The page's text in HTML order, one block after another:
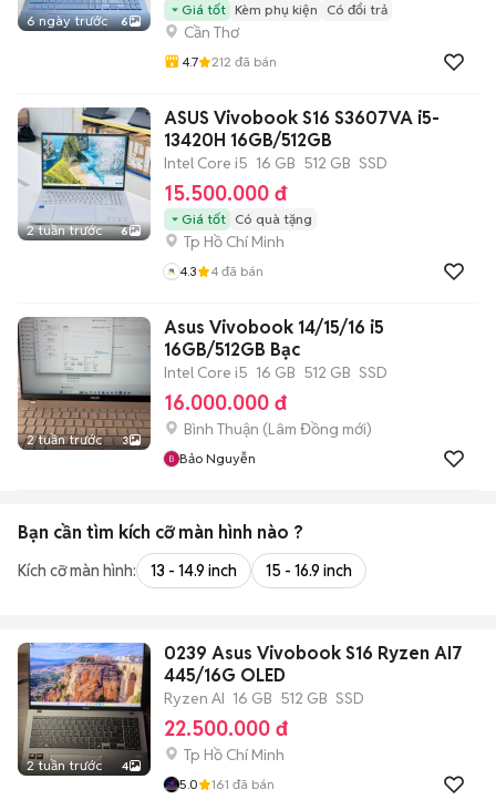
6 ngày trước 6
Giá tốt Kèm phụ kiện Có đổi trả
Cần Thơ
4.7 212 đã bán
2 tuần trước 6
ASUS Vivobook S16 S3607VA i5-
13420H 16GB/512GB
Intel Core i5 16 GB 512 GB SSD
15.500.000 đ
Giá tốt Có quà tặng
Tp Hồ Chí Minh
4.3 4 đã bán
2 tuần trước 3
Asus Vivobook 14/15/16 i5
16GB/512GB Bạc
Intel Core i5 16 GB 512 GB SSD
16.000.000 đ
Bình Thuận (Lâm Đồng mới)
Bảo Nguyễn
Bạn cần tìm kích cỡ màn hình nào ?
Kích cỡ màn hình: 13 - 14.9 inch 15 - 16.9 inch
2 tuần trước 4
0239 Asus Vivobook S16 Ryzen AI7
445/16G OLED
Ryzen AI 16 GB 512 GB SSD
22.500.000 đ
Tp Hồ Chí Minh
5.0 161 đã bán